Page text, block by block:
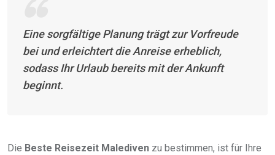
Eine sorgfältige Planung trägt zur Vorfreude
bei und erleichtert die Anreise erheblich,
sodass Ihr Urlaub bereits mit der Ankunft
beginnt.
Die Beste Reisezeit Malediven zu bestimmen, ist für Ihre